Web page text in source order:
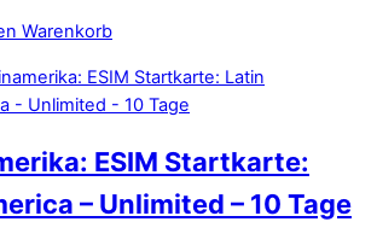
Warenkorb
ESIM Startkarte:
– Unlimited – 10 Tage